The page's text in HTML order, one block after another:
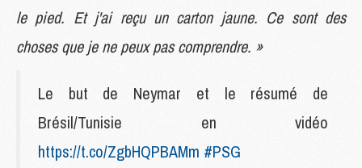
le pied. Et j'ai reçu un carton jaune. Ce sont des
choses que je ne peux pas comprendre. »
Le but de Neymar et le résumé de
Brésil/Tunisie en vidéo
https://t.co/ZgbHQPBAMm #PSG